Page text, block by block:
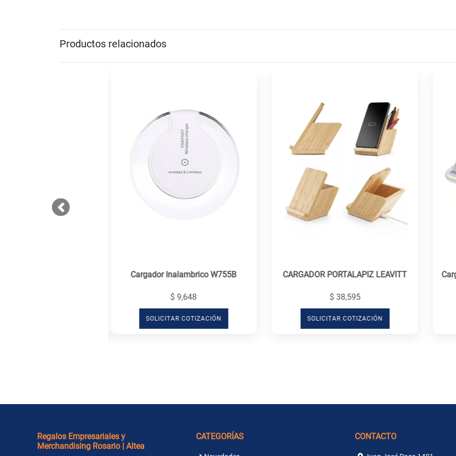
Productos relacionados
Previous
Cargador Inalambrico W755B
$ 9,648
SOLICITAR COTIZACIÓN
CARGADOR PORTALAPIZ LEAVITT
$ 38,595
SOLICITAR COTIZACIÓN
Regalos Empresariales y
Merchandising Rosario | Altea
CATEGORÍAS CONTACTO